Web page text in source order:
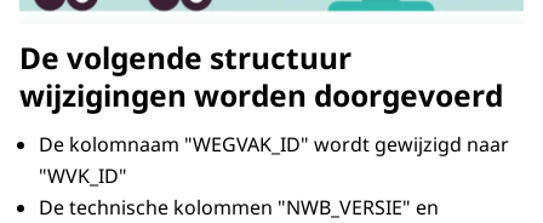
De volgende structuur
wijzigingen worden doorgevoerd
De kolomnaam "WEGVAK_ID" wordt gewijzigd naar
"WVK_ID"
De technische kolommen "NWB_VERSIE" en